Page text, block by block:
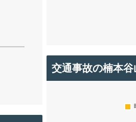
交通事故の楠本